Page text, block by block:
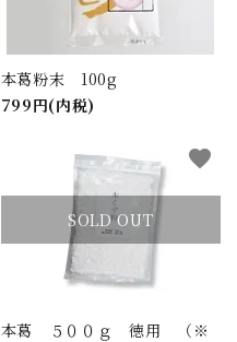
本葛粉末 100g
799円(内税)
SOLD OUT
本葛 ５００ｇ 徳用 （※
favorite